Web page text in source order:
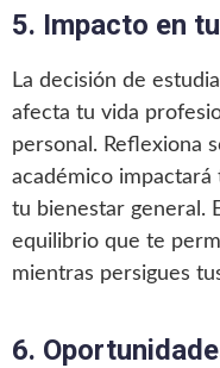
5. Impacto en
La decisión de
afecta tu vida
personal. Reflexiona
académico
tu bienestar general.
equilibrio que te
mientras persigues
6.